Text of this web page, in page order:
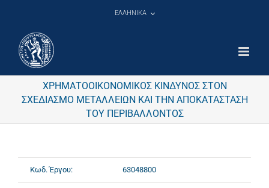
ΕΛΛΗΝΙΚΑ
ΧΡΗΜΑΤΟΟΙΚΟΝΟΜΙΚΟΣ ΚΙΝΔΥΝΟΣ ΣΤΟΝ
ΣΧΕΔΙΑΣΜΟ ΜΕΤΑΛΛΕΙΩΝ ΚΑΙ ΤΗΝ ΑΠΟΚΑΤΑΣΤΑΣΗ
ΤΟΥ ΠΕΡΙΒΑΛΛΟΝΤΟΣ
Κωδ. Έργου: 63048800